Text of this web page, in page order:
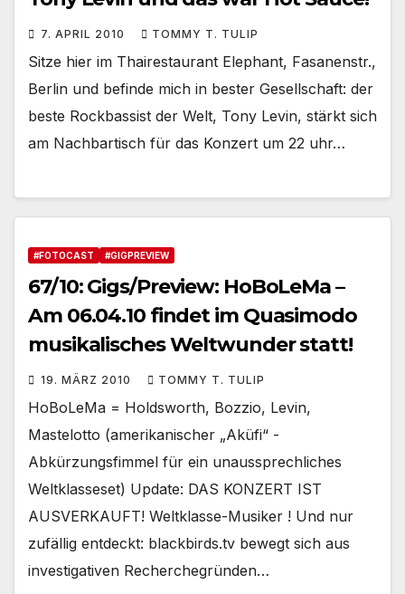
7. APRIL 2010 TOMMY T. TULIP
Sitze hier im Thairestaurant Elephant, Fasanenstr.,
Berlin und befinde mich in bester Gesellschaft: der
beste Rockbassist der Welt, Tony Levin, stärkt sich
am Nachbartisch für das Konzert um 22 uhr…
#FOTOCAST #GIGPREVIEW
67/10: Gigs/Preview: HoBoLeMa –
Am 06.04.10 findet im Quasimodo
musikalisches Weltwunder statt!
19. MÄRZ 2010 TOMMY T. TULIP
HoBoLeMa = Holdsworth, Bozzio, Levin,
Mastelotto (amerikanischer „Aküfi“ -
Abkürzungsfimmel für ein unaussprechliches
Weltklasseset) Update: DAS KONZERT IST
AUSVERKAUFT! Weltklasse-Musiker ! Und nur
zufällig entdeckt: blackbirds.tv bewegt sich aus
investigativen Recherchegründen…